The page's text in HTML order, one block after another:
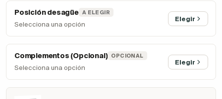
Posición desagüe A ELEGIR
Selecciona una opción
Elegir
Complementos (Opcional) OPCIONAL
Selecciona una opción
Elegir